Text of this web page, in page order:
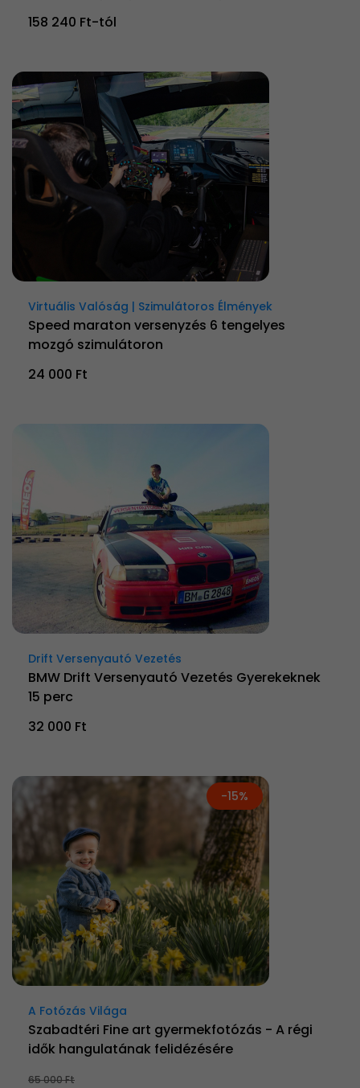
158 240 Ft-tól
Virtuális Valóság | Szimulátoros Élmények
Speed maraton versenyzés 6 tengelyes
mozgó szimulátoron
24 000 Ft
Drift Versenyautó Vezetés
BMW Drift Versenyautó Vezetés Gyerekeknek
15 perc
32 000 Ft
-15%
A Fotózás Világa
Szabadtéri Fine art gyermekfotózás - A régi
idők hangulatának felidézésére
65 000 Ft